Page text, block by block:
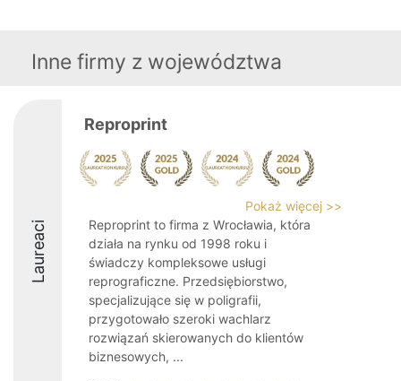
Inne firmy z województwa
Laureaci
Reproprint
Pokaż więcej >>
Reproprint to firma z Wrocławia, która
działa na rynku od 1998 roku i
świadczy kompleksowe usługi
reprograficzne. Przedsiębiorstwo,
specjalizujące się w poligrafii,
przygotowało szeroki wachlarz
rozwiązań skierowanych do klientów
biznesowych, ...